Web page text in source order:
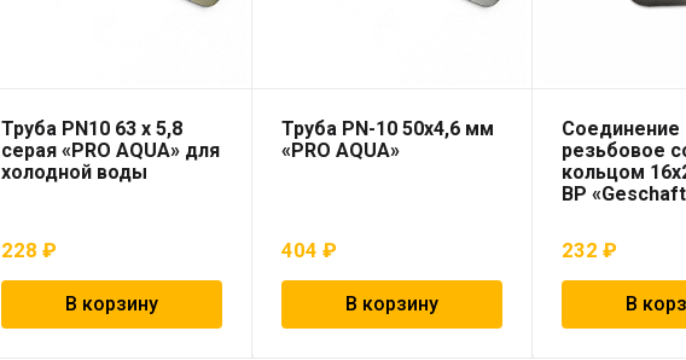
Труба PN10 63 x 5,8
серая «PRO AQUA» для
холодной воды
228₽
В корзину
Труба PN-10 50х4,6 мм
«PRO AQUA»
404₽
В корзину
Соединение
резьбовое
кольцом
ВР
232₽
В